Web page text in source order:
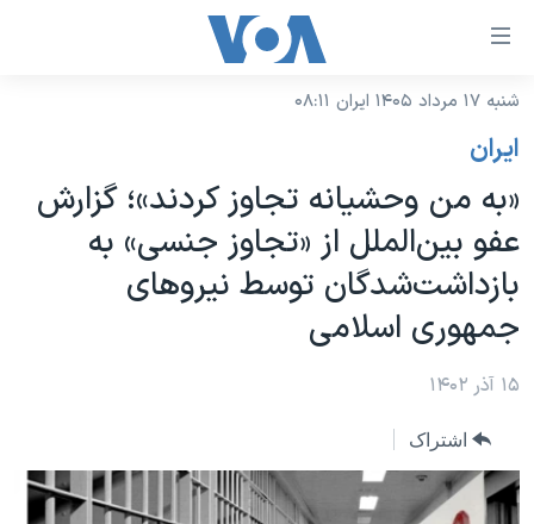
لینکهای
دسترسی
جهش
محتوای
اصلی
جهش
صفحه
اصلی
جهش
جستجو
نسخه سبک وب‌سایت
موضوع ها
ایران
آمریکا
جهان
ورزشی
گزیده‌ها
ویژه برنامه‌ها
ویدیوها
برنامه های تلویزیونی
جدول برنامه ها
صفحه‌های ویژه
جام جهانی ۲۰۲۶
عملیات خشم حماسی
۲۵۰سالگی آمریکا
بایگانی برنامه‌های تلویزیونی
فرکانس‌های صدای آمریکا
پخش رادیویی
یادگیری زبان انگلیسی
شنبه ۱۷ مرداد ۱۴۰۵ ایران ۰۸:۱۱
ايران
«به من وحشیانه تجاوز کردند»؛ گزارش
عفو بین‌الملل از «تجاوز جنسی» به
بازداشت‌شدگان توسط نیروهای
جمهوری اسلامی
۱۵ آذر ۱۴۰۲
اشتراک